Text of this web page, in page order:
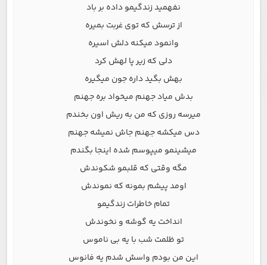
نفهمید زندگیمو داده بر باد
از ترسش که توی غربت بمیره
وانمود میکنه دلش اسیره
دلی که زیر پا لهش کرد
بهش بگید داره جون میگیره
بدش میاد جهنم میخواد بره جهنم
میرسه روزی که من به ریش اون بخندم
دس میکشه جهنم جاش نمیشه جهنم
میشینمو میپوسم شده اینجا بگندم
مگه وقتی که قلبمو شکوندش
اومد پیشم بمونه که نموندش
تمام خاطرات زندگیمو
انداخت یه گوشه و نخوندش
تو ظلمت شب با یه بی ناموس
این من بودم واسش شدم یه فانوس